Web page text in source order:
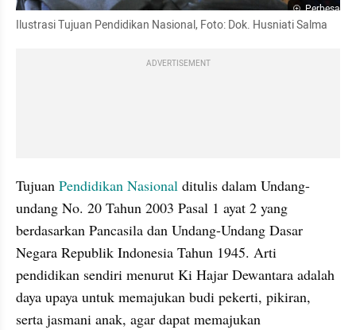
Perbesar
Ilustrasi Tujuan Pendidikan Nasional, Foto: Dok. Husniati Salma
ADVERTISEMENT
Tujuan Pendidikan Nasional ditulis dalam Undang-
undang No. 20 Tahun 2003 Pasal 1 ayat 2 yang
berdasarkan Pancasila dan Undang-Undang Dasar
Negara Republik Indonesia Tahun 1945. Arti
pendidikan sendiri menurut Ki Hajar Dewantara adalah
daya upaya untuk memajukan budi pekerti, pikiran,
serta jasmani anak, agar dapat memajukan